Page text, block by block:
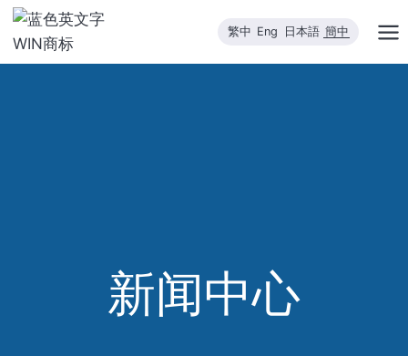
跳
到
内
繁中 Eng 日本語 簡中
新闻中心